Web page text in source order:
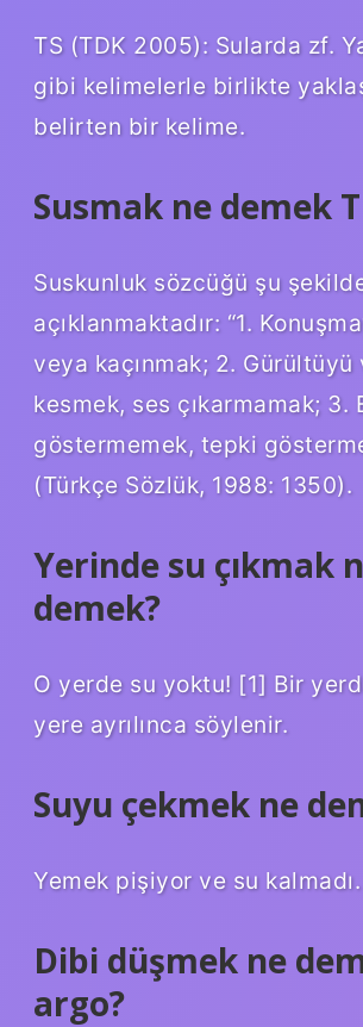
TS (TDK 2005): Sularda zf.
gibi kelimelerle birlikte
belirten bir kelime.
Susmak ne demek
Suskunluk sözcüğü şu
açıklanmaktadır: “1.
veya kaçınmak; 2.
kesmek, ses çıkarmamak; 3.
göstermemek, tepki
(Türkçe Sözlük, 1988: 1350).
Yerinde su çıkmak
demek?
O yerde su yoktu! [1] Bir
yere ayrılınca söylenir.
Suyu çekmek ne
Yemek pişiyor ve su kalmadı.
Dibi düşmek ne
argo?